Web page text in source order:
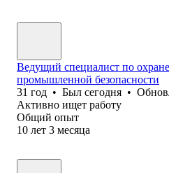
Ведущий специалист по
промышленной безопасности
31 год • Был сегодня •
Активно ищет работу
Общий опыт
10 лет 3 месяца